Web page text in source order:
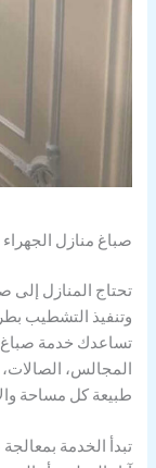
صباغ منازل الجهراء
تحتاج المنازل إلى
وتنفيذ التشطيب
تساعدك خدمة صباغ
المجالس،
طبيعة كل مساحة
تبدأ الخدمة